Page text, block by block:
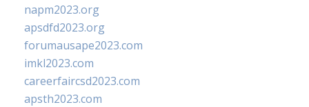
napm2023.org
apsdfd2023.org
forumausape2023.com
imkl2023.com
careerfaircsd2023.com
apsth2023.com